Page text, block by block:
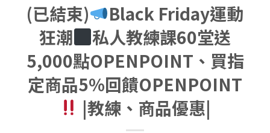
(已結束)
Black Friday運動
狂潮
私人教練課60堂送
5,000點OPENPOINT、買指
定商品5%回饋OPENPOINT
|教練、商品優惠|